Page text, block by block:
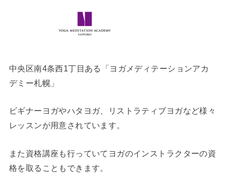
中央区南4条西1丁目ある「ヨガメディテーションアカ
デミー札幌」
ビギナーヨガやハタヨガ、リストラティブヨガなど様々
レッスンが用意されています。
また資格講座も行っていてヨガのインストラクターの資
格を取ることもできます。